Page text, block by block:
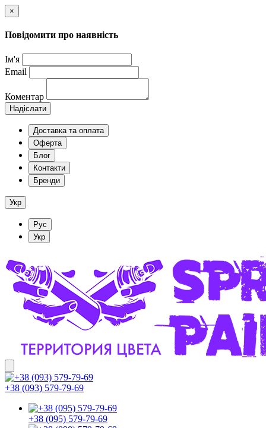
×
Повідомити про наявність
Ім'я
Email
Коментар
Надіслати
Доставка та оплата
Оферта
Блог
Контакти
Бренди
Укр
Рус
Укр
+38 (093) 579-79-69
+38 (095) 579-79-69